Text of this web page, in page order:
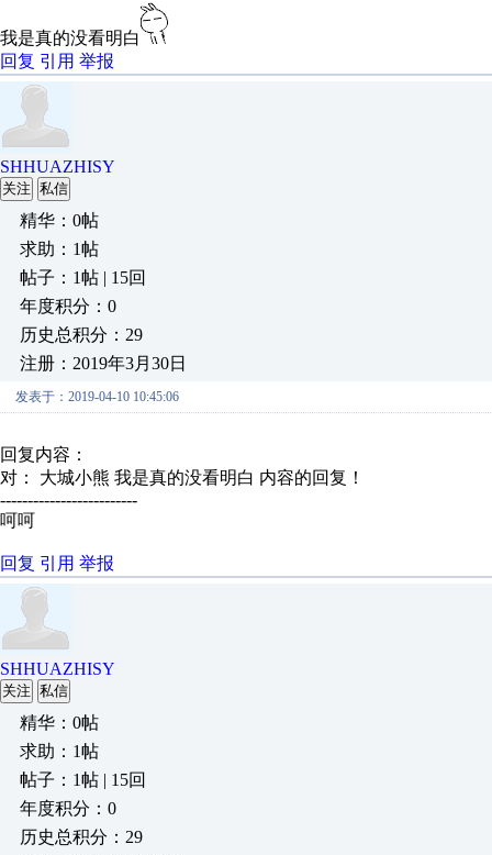
我是真的没看明白
回复 引用 举报
SHHUAZHISY
关注 私信
精华：0帖
求助：1帖
帖子：1帖 | 15回
年度积分：0
历史总积分：29
注册：2019年3月30日
发表于：2019-04-10 10:45:06
回复内容：
对： 大城小熊 我是真的没看明白 内容的回复！
-------------------------
呵呵
回复 引用 举报
SHHUAZHISY
关注 私信
精华：0帖
求助：1帖
帖子：1帖 | 15回
年度积分：0
历史总积分：29